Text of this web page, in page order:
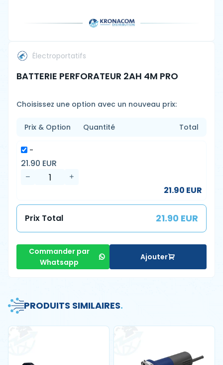
Électroportatifs
BATTERIE PERFORATEUR 2AH 4M PRO
Choisissez une option avec un nouveau prix:
Prix & Option Quantité Total
-
21.90 EUR
21.90 EUR
Prix Total 21.90 EUR
Commander par
Whatsapp
Ajouter
PRODUITS SIMILAIRES.